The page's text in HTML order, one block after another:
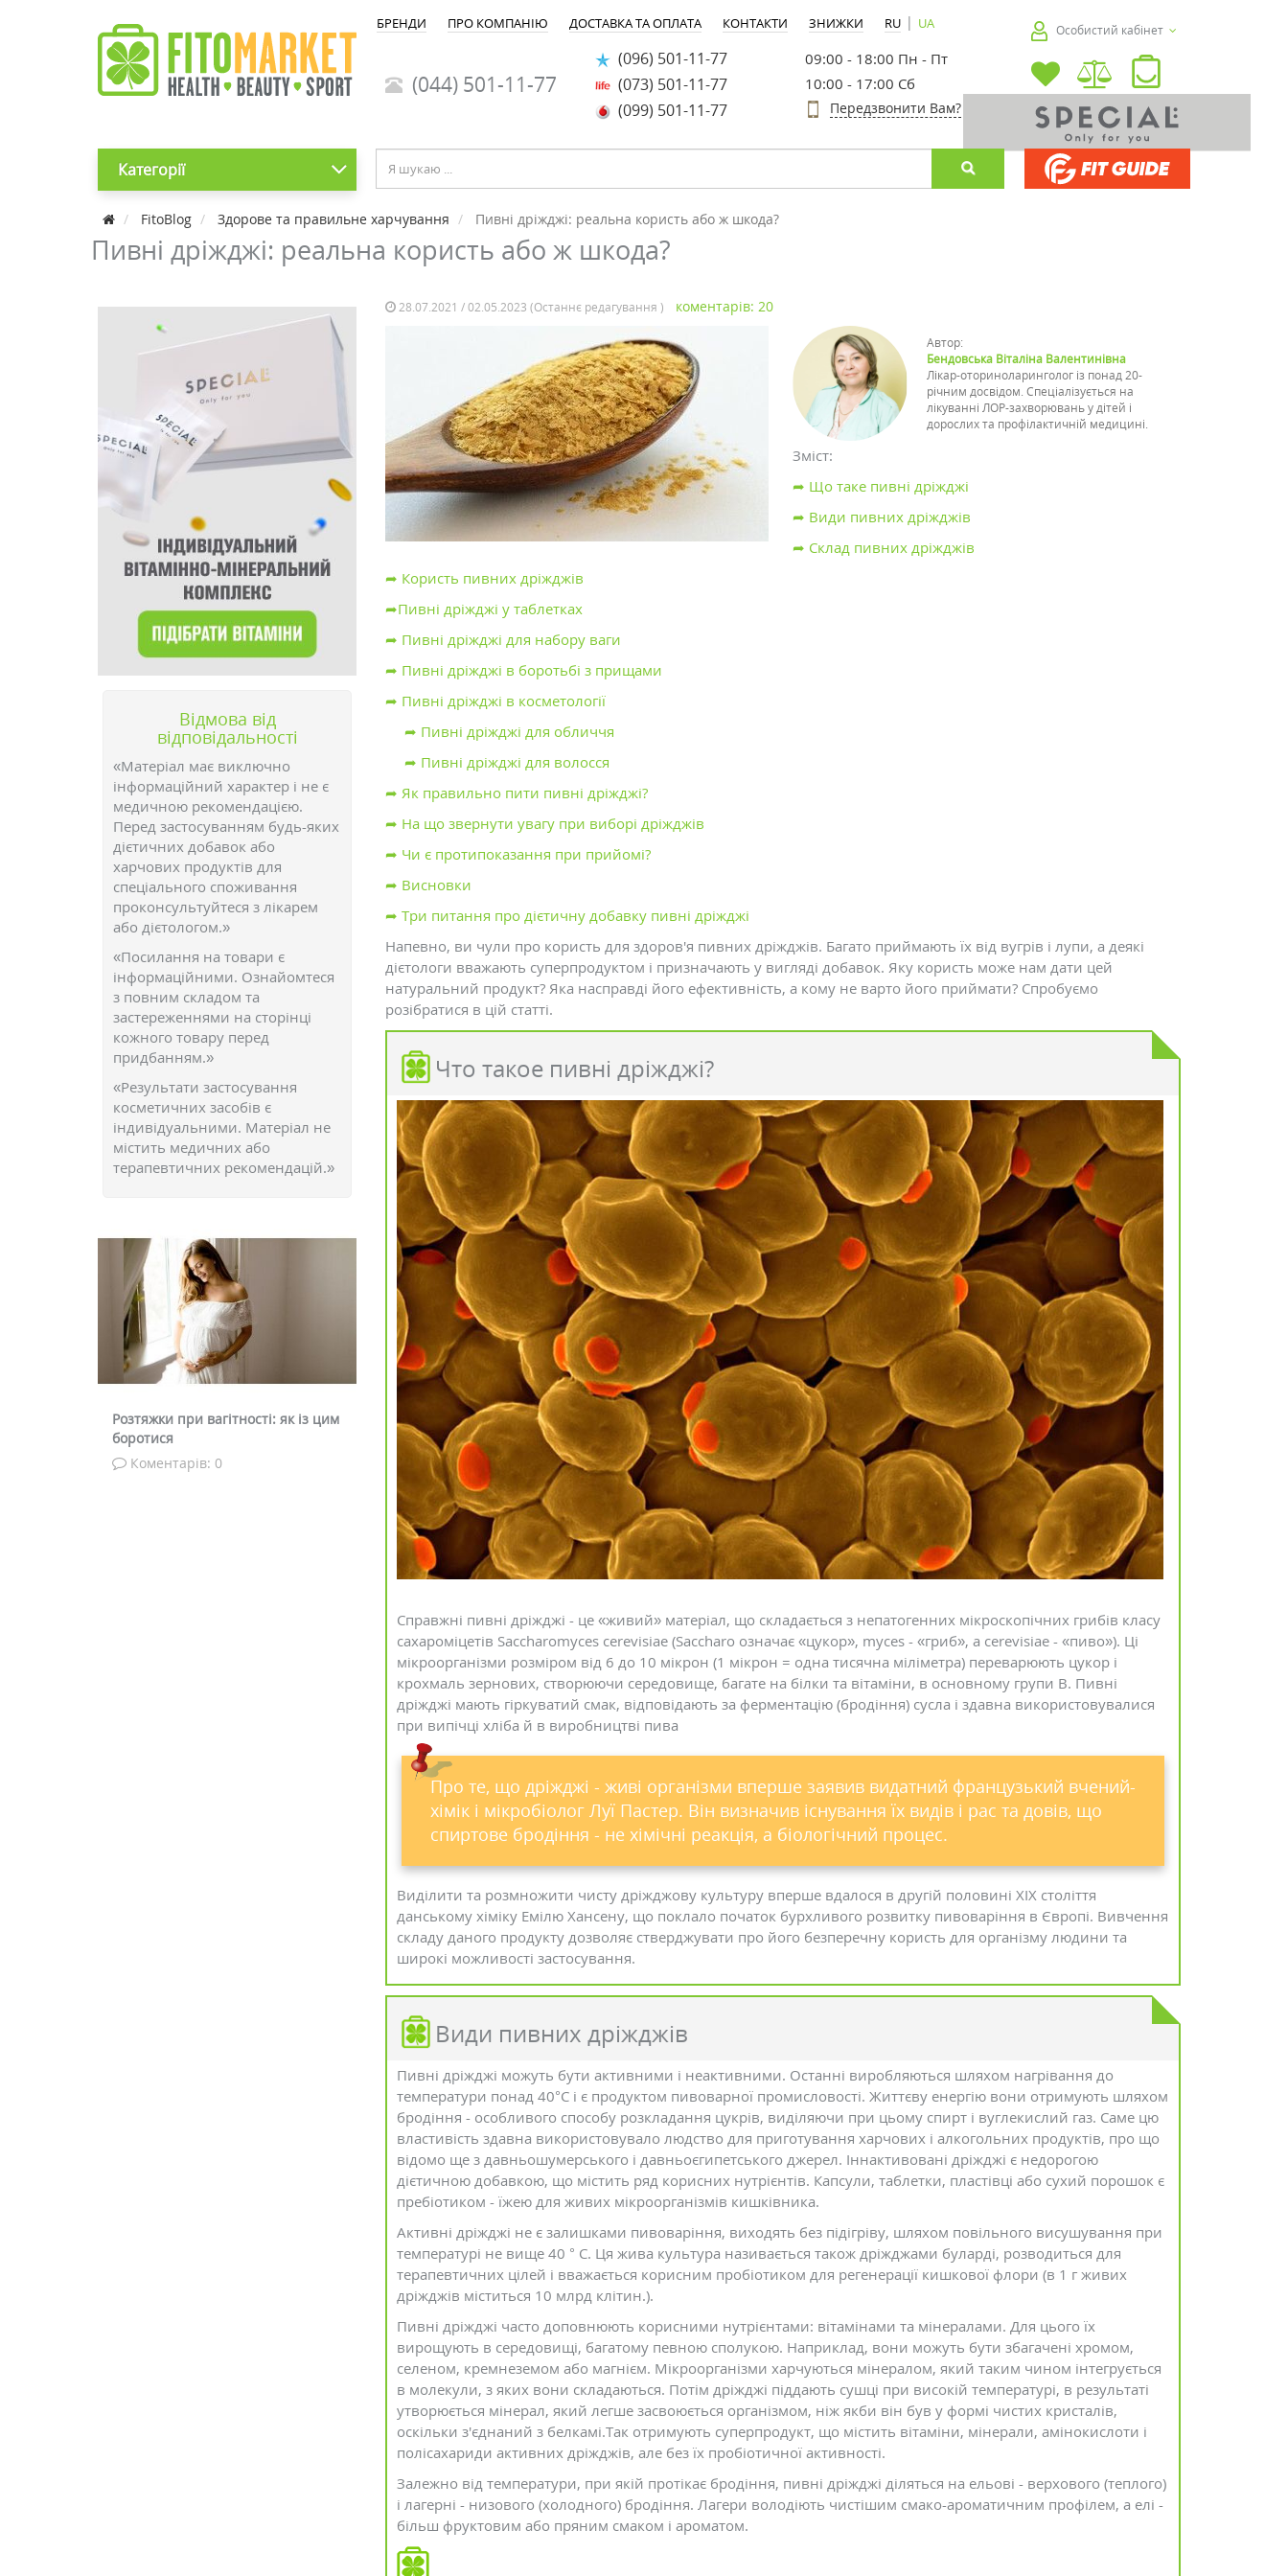
БРЕНДИ ПРО КОМПАНІЮ ДОСТАВКА ТА ОПЛАТА КОНТАКТИ ЗНИЖКИ RU | UA
(044) 501-11-77
(096) 501-11-77
(073) 501-11-77
(099) 501-11-77
09:00 - 18:00 Пн - Пт
10:00 - 17:00 Сб
Передзвонити Вам?
Особистий кабінет
Категорії
FitoBlog Здорове та правильне харчування Пивні дріжджі: реальна користь або ж шкода?
Пивні дріжджі: реальна користь або ж шкода?
Відмова від
відповідальності
«Матеріал має виключно
інформаційний характер і не є
медичною рекомендацією.
Перед застосуванням будь-яких
дієтичних добавок або
харчових продуктів для
спеціального споживання
проконсультуйтеся з лікарем
або дієтологом.»
«Посилання на товари є
інформаційними. Ознайомтеся
з повним складом та
застереженнями на сторінці
кожного товару перед
придбанням.»
«Результати застосування
косметичних засобів є
індивідуальними. Матеріал не
містить медичних або
терапевтичних рекомендацій.»
Розтяжки при вагітності: як із цим
боротися
Коментарів: 0
Що таке афродизіаки і як вони
діють
Коментарів: 0
Чому червоніє обличчя і чи
можна це прибрати
Коментарів: 0
Детокс: програми та препарати
для очистки організму
Коментарів: 0
28.07.2021 / 02.05.2023 (Останнє редагування ) коментарів: 20
Автор:
Бендовська Віталіна Валентинівна
Лікар-оториноларинголог із понад 20-
річним досвідом. Спеціалізується на
лікуванні ЛОР-захворювань у дітей і
дорослих та профілактичній медицині.
Зміст:
➦ Що таке пивні дріжджі
➦ Види пивних дріжджів
➦ Склад пивних дріжджів
➦ Користь пивних дріжджів
➦Пивні дріжджі у таблетках
➦ Пивні дріжджі для набору ваги
➦ Пивні дріжджі в боротьбі з прищами
➦ Пивні дріжджі в косметології
➦ Пивні дріжджі для обличчя
➦ Пивні дріжджі для волосся
➦ Як правильно пити пивні дріжджі?
➦ На що звернути увагу при виборі дріжджів
➦ Чи є протипоказання при прийомі?
➦ Висновки
➦ Три питання про дієтичну добавку пивні дріжджі
Напевно, ви чули про користь для здоров'я пивних дріжджів. Багато приймають їх від вугрів і лупи, а деякі
дієтологи вважають суперпродуктом і призначають у вигляді добавок. Яку користь може нам дати цей
натуральний продукт? Яка насправді його ефективність, а кому не варто його приймати? Спробуємо
розібратися в цій статті.
Что такое пивні дріжджі?
Справжні пивні дріжджі - це «живий» матеріал, що складається з непатогенних мікроскопічних грибів класу
сахароміцетів Saccharomyces cerevisiae (Saccharo означає «цукор», myces - «гриб», а cerevisiae - «пиво»). Ці
мікроорганізми розміром від 6 до 10 мікрон (1 мікрон = одна тисячна міліметра) переварюють цукор і
крохмаль зернових, створюючи середовище, багате на білки та вітаміни, в основному групи B. Пивні
дріжджі мають гіркуватий смак, відповідають за ферментацію (бродіння) сусла і здавна використовувалися
при випічці хліба й в виробництві пива
Про те, що дріжджі - живі організми вперше заявив видатний французький вчений-
хімік і мікробіолог Луї Пастер. Він визначив існування їх видів і рас та довів, що
спиртове бродіння - не хімічні реакція, а біологічний процес.
Виділити та розмножити чисту дріжджову культуру вперше вдалося в другій половині XIX століття
данському хіміку Емілю Хансену, що поклало початок бурхливого розвитку пивоваріння в Європі. Вивчення
складу даного продукту дозволяє стверджувати про його безперечну користь для організму людини та
широкі можливості застосування.
Види пивних дріжджів
Пивні дріжджі можуть бути активними і неактивними. Останні виробляються шляхом нагрівання до
температури понад 40°С і є продуктом пивоварної промисловості. Життєву енергію вони отримують шляхом
бродіння - особливого способу розкладання цукрів, виділяючи при цьому спирт і вуглекислий газ. Саме цю
властивість здавна використовувало людство для приготування харчових і алкогольних продуктів, про що
відомо ще з давньошумерського і давньоєгипетського джерел. Іннактивовані дріжджі є недорогою
дієтичною добавкою, що містить ряд корисних нутрієнтів. Капсули, таблетки, пластівці або сухий порошок є
пребіотиком - їжею для живих мікроорганізмів кишківника.
Активні дріжджі не є залишками пивоваріння, виходять без підігріву, шляхом повільного висушування при
температурі не вище 40 ° C. Ця жива культура називається також дріжджами буларді, розводиться для
терапевтичних цілей і вважається корисним пробіотиком для регенерації кишкової флори (в 1 г живих
дріжджів міститься 10 млрд клітин.).
Пивні дріжджі часто доповнюють корисними нутрієнтами: вітамінами та мінералами. Для цього їх
вирощують в середовищі, багатому певною сполукою. Наприклад, вони можуть бути збагачені хромом,
селеном, кремнеземом або магнієм. Мікроорганізми харчуються мінералом, який таким чином інтегрується
в молекули, з яких вони складаються. Потім дріжджі піддають сушці при високій температурі, в результаті
утворюється мінерал, який легше засвоюється організмом, ніж якби він був у формі чистих кристалів,
оскільки з'єднаний з белкамі.Так отримують суперпродукт, що містить вітаміни, мінерали, амінокислоти і
полісахариди активних дріжджів, але без їх пробіотичної активності.
Залежно від температури, при якій протікає бродіння, пивні дріжджі діляться на ельові - верхового (теплого)
і лагерні - низового (холодного) бродіння. Лагери володіють чистішим смако-ароматичним профілем, а елі -
більш фруктовим або пряним смаком і ароматом.